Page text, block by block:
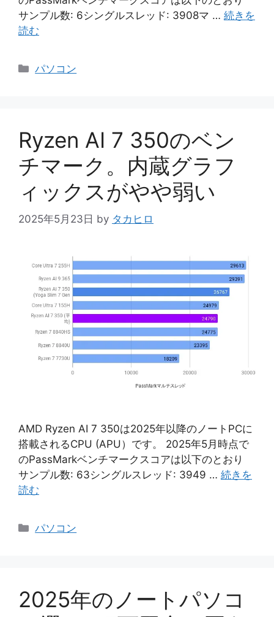
サンプル数: 6シングルスレッド: 3908マ … 続きを
読む
カ
パソコン
Ryzen AI 7 350のベン
チマーク。内蔵グラフ
ィックスがやや弱い
2025年5月23日 by タカヒロ
AMD Ryzen AI 7 350は2025年以降のノートPCに
搭載されるCPU (APU）です。 2025年5月時点で
のPassMarkベンチマークスコアは以下のとおり
サンプル数: 63シングルスレッド: 3949 … 続きを
読む
カ
パソコン
2025年のノートパソコ